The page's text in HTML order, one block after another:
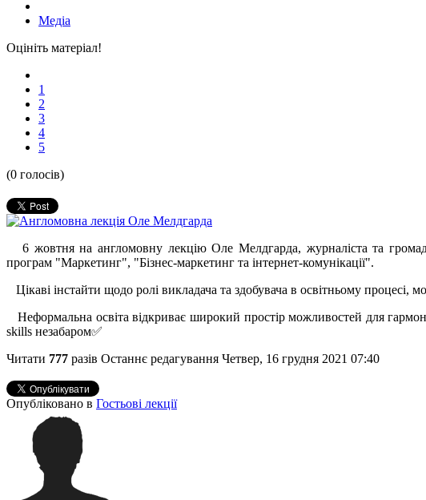
Медіа
Оцініть матеріал!
1
2
3
4
5
(0 голосів)
6 жовтня на англомовну лекцію Оле Мелдгарда, журналіста та
програм "Маркетинг", "Бізнес-маркетинг та інтернет-комунікації".
Цікаві інстайти щодо ролі викладача та здобувача в освітньому процесі,
Неформальна освіта відкриває широкий простір можливостей для
skills незабаром✅
Читати 777 разів Останнє редагування Четвер, 16 грудня 2021 07:40
Опубліковано в Гостьові лекції